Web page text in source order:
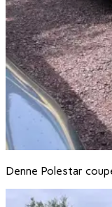
Denne Polestar